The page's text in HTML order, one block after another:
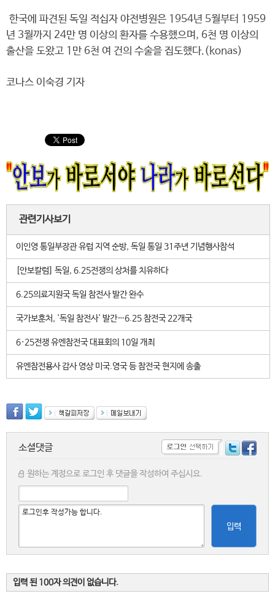
한국에 파견된 독일 적십자 야전병원은 1954년 5월부터 1959
년 3월까지 24만 명 이상의 환자를 수용했으며, 6천 명 이상의
출산을 도왔고 1만 6천 여 건의 수술을 집도했다.(konas)
코나스 이숙경 기자
관련기사보기
이인영 통일부장관 유럽 지역 순방, 독일 통일 31주년 기념행사참석
[안보칼럼] 독일, 6.25전쟁의 상처를 치유하다
6.25의료지원국 독일 참전사 발간 완수
국가보훈처, '독일 참전사' 발간…6.25 참전국 22개국
6·25전쟁 유엔참전국 대표회의 10일 개최
유엔참전용사 감사 영상 미국.영국 등 참전국 현지에 송출
소셜댓글
원하는 계정으로 로그인 후 댓글을 작성하여 주십시요.
입력
입력 된 100자 의견이 없습니다.